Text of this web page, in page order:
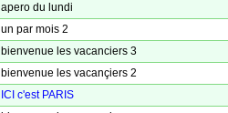
apero du lundi
un par mois 2
bienvenue les vacanciers 3
bienvenue les vacançiers 2
ICI c'est PARIS